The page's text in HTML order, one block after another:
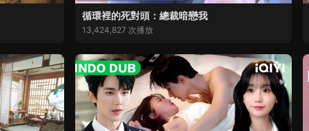
循環裡的死對頭：總裁暗戀我
13,424,827 次播放